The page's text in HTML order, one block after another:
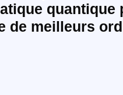
quantique
de meilleurs